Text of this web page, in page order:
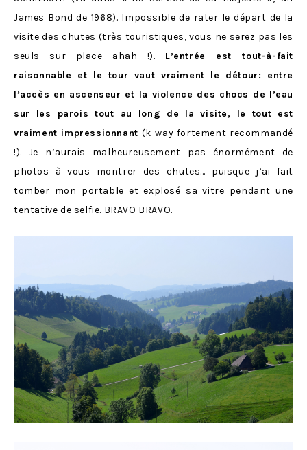
James Bond de 1968). Impossible de rater le départ de la
visite des chutes (très touristiques, vous ne serez pas les
seuls sur place ahah !). L’entrée est tout-à-fait
raisonnable et le tour vaut vraiment le détour: entre
l’accès en ascenseur et la violence des chocs de l’eau
sur les parois tout au long de la visite, le tout est
vraiment impressionnant (k-way fortement recommandé
!). Je n’aurais malheureusement pas énormément de
photos à vous montrer des chutes… puisque j’ai fait
tomber mon portable et explosé sa vitre pendant une
tentative de selfie. BRAVO BRAVO.